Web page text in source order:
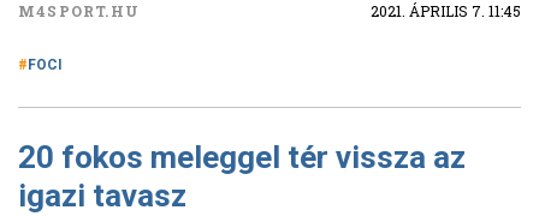
M4SPORT.HU 2021. ÁPRILIS 7. 11:45
FOCI
20 fokos meleggel tér vissza az
igazi tavasz